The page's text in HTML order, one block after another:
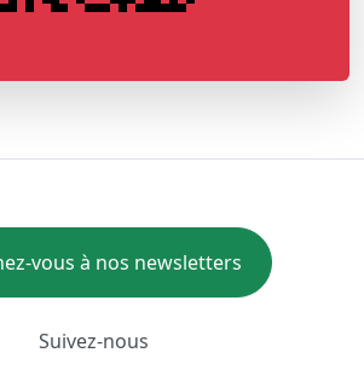
vous à nos newsletters
Suivez-nous